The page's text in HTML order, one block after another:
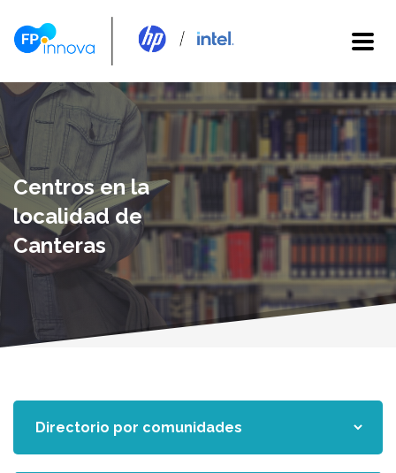
Centros en la
localidad de
Canteras